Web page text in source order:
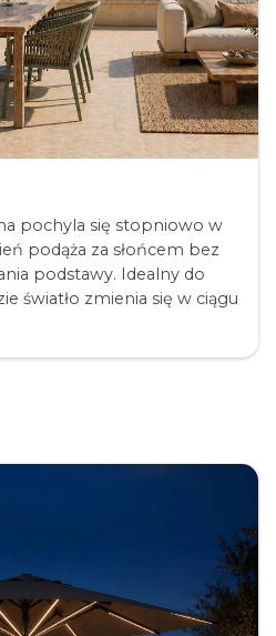
pochyla się stopniowo w
podąża za słońcem bez
podstawy. Idealny do
światło zmienia się w ciągu